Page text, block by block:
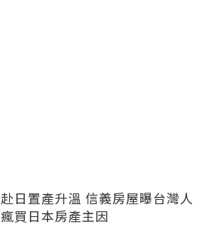
赴日置產升溫 信義房屋曝台灣人
瘋買日本房產主因